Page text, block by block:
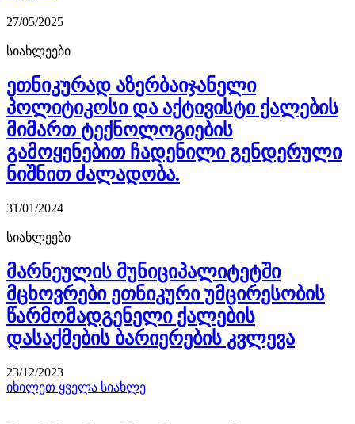
27/05/2025
სიახლეები
ეთნიკურად აზერბაიჯანელი
პოლიტიკოსი და აქტივისტი ქალების
მიმართ ტექნოლოგიების
გამოყენებით ჩადენილი გენდერული
ნიშნით ძალადობა.
31/01/2024
სიახლეები
მარნეულის მუნიციპალიტეტში
მცხოვრები ეთნიკური უმცირესობის
წარმომადგენელი ქალების
დასაქმების ბარიერების კვლევა
23/12/2023
იხილეთ ყველა სიახლე